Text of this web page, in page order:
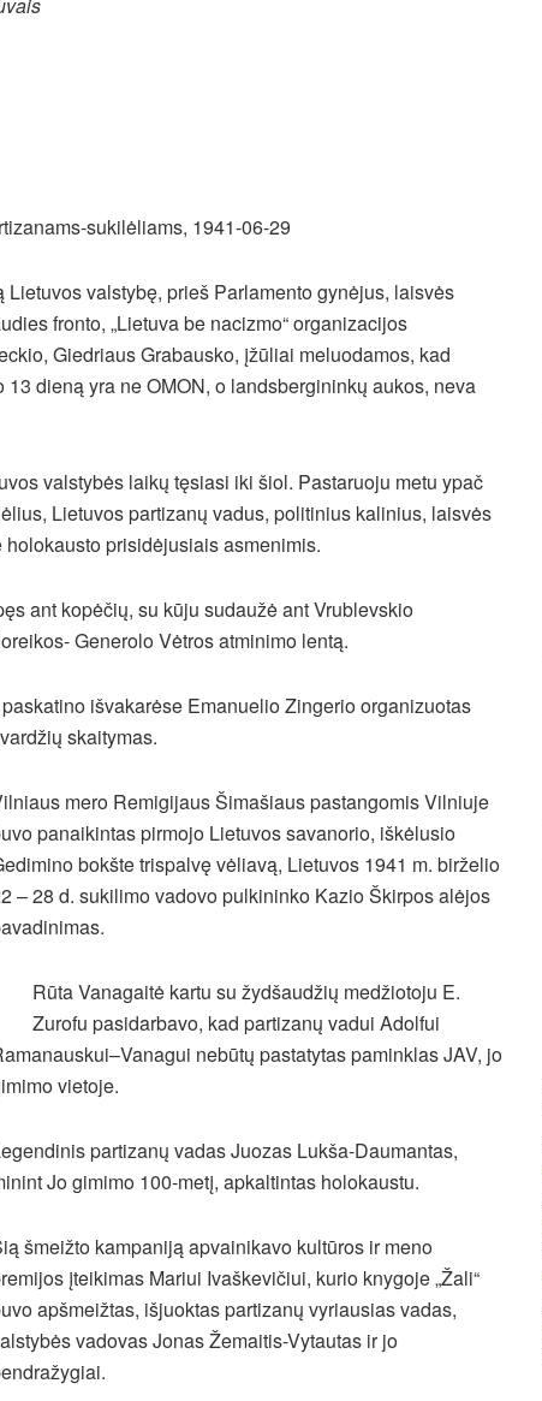
sukilėliams, 1941-06-29
valstybę, prieš Parlamento gynėjus, laisvės
fronto, „Lietuva be nacizmo“ organizacijos
Giedriaus Grabausko, įžūliai meluodamos, kad
dieną yra ne OMON, o landsbergininkų aukos, neva
valstybės laikų tęsiasi iki šiol. Pastaruoju metu ypač
Lietuvos partizanų vadus, politinius kalinius, laisvės
prisidėjusiais asmenimis.
ant kopėčių, su kūju sudaužė ant Vrublevskio
Generolo Vėtros atminimo lentą.
išvakarėse Emanuelio Zingerio organizuotas
skaitymas.
mero Remigijaus Šimašiaus pastangomis Vilniuje
panaikintas pirmojo Lietuvos savanorio, iškėlusio
bokšte trispalvę vėliavą, Lietuvos 1941 m. birželio
– 28 d. sukilimo vadovo pulkininko Kazio Škirpos alėjos
Rūta Vanagaitė kartu su žydšaudžių medžiotoju E.
Zurofu pasidarbavo, kad partizanų vadui Adolfui
nebūtų pastatytas paminklas JAV, jo
vietoje.
partizanų vadas Juozas Lukša-Daumantas,
Jo gimimo 100-metį, apkaltintas holokaustu.
šmeižto kampaniją apvainikavo kultūros ir meno
įteikimas Mariui Ivaškevičiui, kurio knygoje „Žali“
apšmeižtas, išjuoktas partizanų vyriausias vadas,
vadovas Jonas Žemaitis-Vytautas ir jo